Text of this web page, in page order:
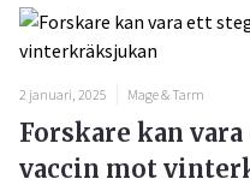
2 januari, 2025 Mage & Tarm
Forskare kan
vaccin mot